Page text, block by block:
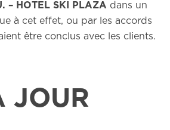
– HOTEL SKI PLAZA dans un
à cet effet, ou par les accords
être conclus avec les clients.
JOUR